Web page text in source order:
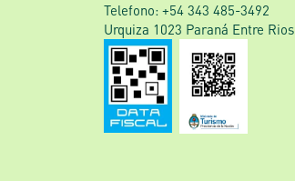
‎Telefono: +54 343 485-3492
Urquiza 1023 Paraná Entre Rios